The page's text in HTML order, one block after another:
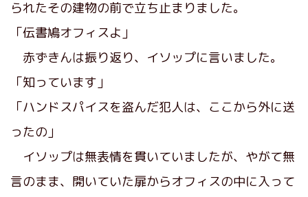
られたその建物の前で立ち止まりました。
「伝書鳩オフィスよ」
赤ずきんは振り返り、イソップに言いました。
「知っています」
「ハンドスパイスを盗んだ犯人は、ここから外に送
ったの」
イソップは無表情を貫いていましたが、やがて無
言のまま、開いていた扉からオフィスの中に入って